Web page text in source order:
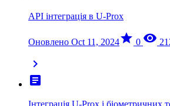
API інтеграція в U-Prox
Оновлено Oct 11, 2024star 0 visibility
chevron_right
article
Інтеграція U-Prox і біометричних